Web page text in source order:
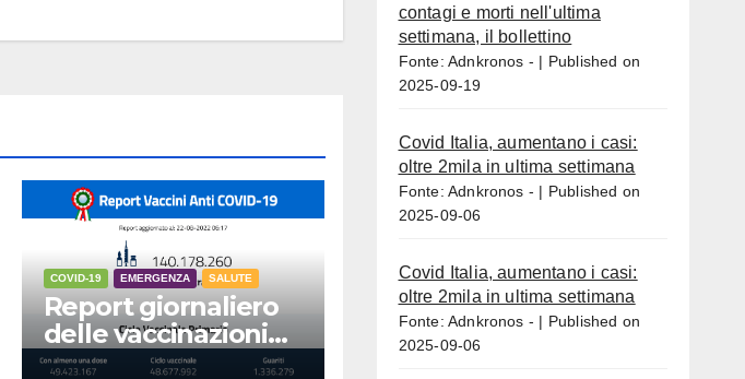
COVID-19 EMERGENZA SALUTE
Report giornaliero
delle vaccinazioni
22 agosto 2022
contagi e morti nell'ultima
settimana, il bollettino
Fonte: Adnkronos -
Published on
2025-09-19
Covid Italia, aumentano i casi:
oltre 2mila in ultima settimana
Fonte: Adnkronos -
Published on
2025-09-06
Covid Italia, aumentano i casi:
oltre 2mila in ultima settimana
Fonte: Adnkronos -
Published on
2025-09-06